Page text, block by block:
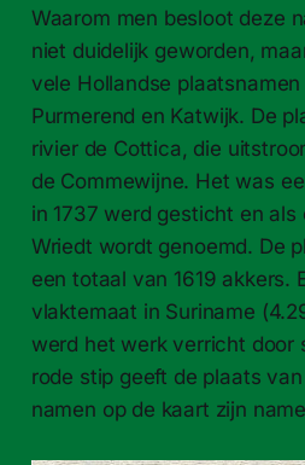
Waarom men besloot deze
niet duidelijk geworden,
vele Hollandse
Purmerend en Katwijk. De
rivier de Cottica, die
de Commewijne. Het was
in 1737 werd gesticht en als
Wriedt wordt genoemd. De
een totaal van 1619 akkers.
vlaktemaat in Suriname
werd het werk verricht door
rode stip geeft de plaats
namen op de kaart zijn